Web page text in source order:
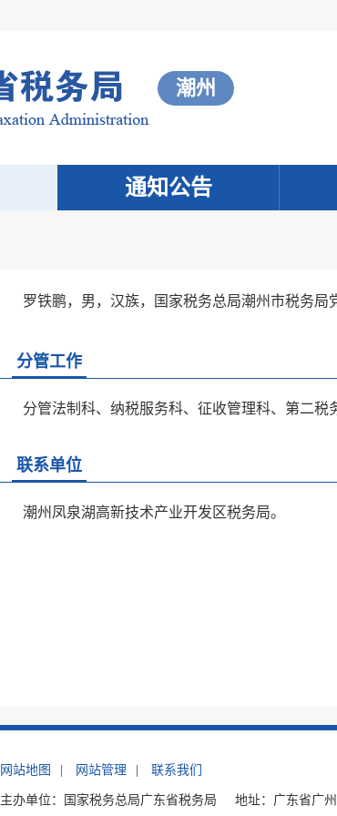
潮州
通知公告
罗铁鹏，男，汉族，国家税务总局潮州市税务局
分管工作
分管法制科、纳税服务科、征收管理科、第二税
联系单位
潮州凤泉湖高新技术产业开发区税务局。
网站地图 网站管理 联系我们
主办单位：国家税务总局广东省税务局 地址：广东省广